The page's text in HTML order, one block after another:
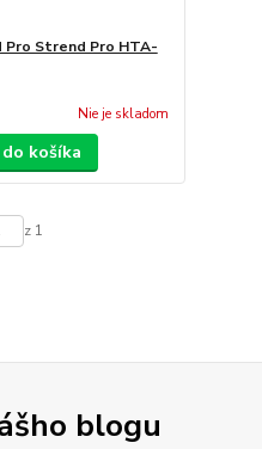
Strend Pro HTA-
Nie je skladom
košíka
z 1
blogu